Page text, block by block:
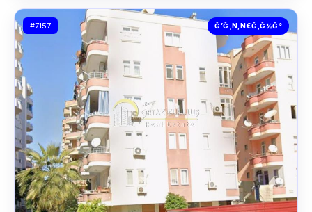
Ğ’Ğ¸Ñ‚Ñ€Ğ¸Ğ½Ğ°
#7157